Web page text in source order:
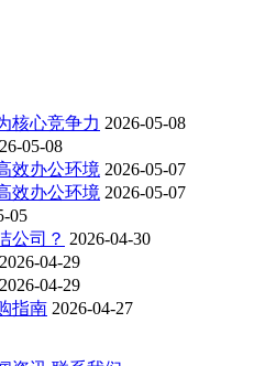
核心竞争力 2026-05-08
05-08
效办公环境 2026-05-07
效办公环境 2026-05-07
05
公司？ 2026-04-30
2026-04-29
2026-04-29
指南 2026-04-27